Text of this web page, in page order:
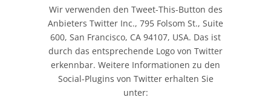
Wir verwenden den Tweet-This-Button des
Anbieters Twitter Inc., 795 Folsom St., Suite
600, San Francisco, CA 94107, USA. Das ist
durch das entsprechende Logo von Twitter
erkennbar. Weitere Informationen zu den
Social-Plugins von Twitter erhalten Sie
unter: